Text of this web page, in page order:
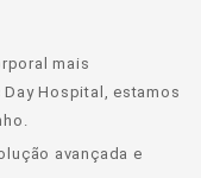
mais
Hospital, estamos
avançada e